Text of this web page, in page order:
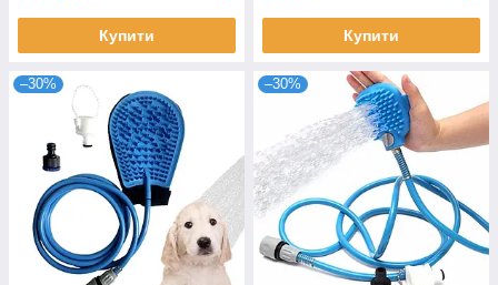
Купити Купити
–30% –30%